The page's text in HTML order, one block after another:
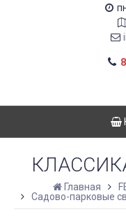
Главная
Садово-парковые